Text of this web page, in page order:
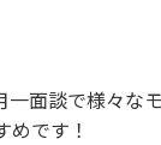
面談で様々な
です！